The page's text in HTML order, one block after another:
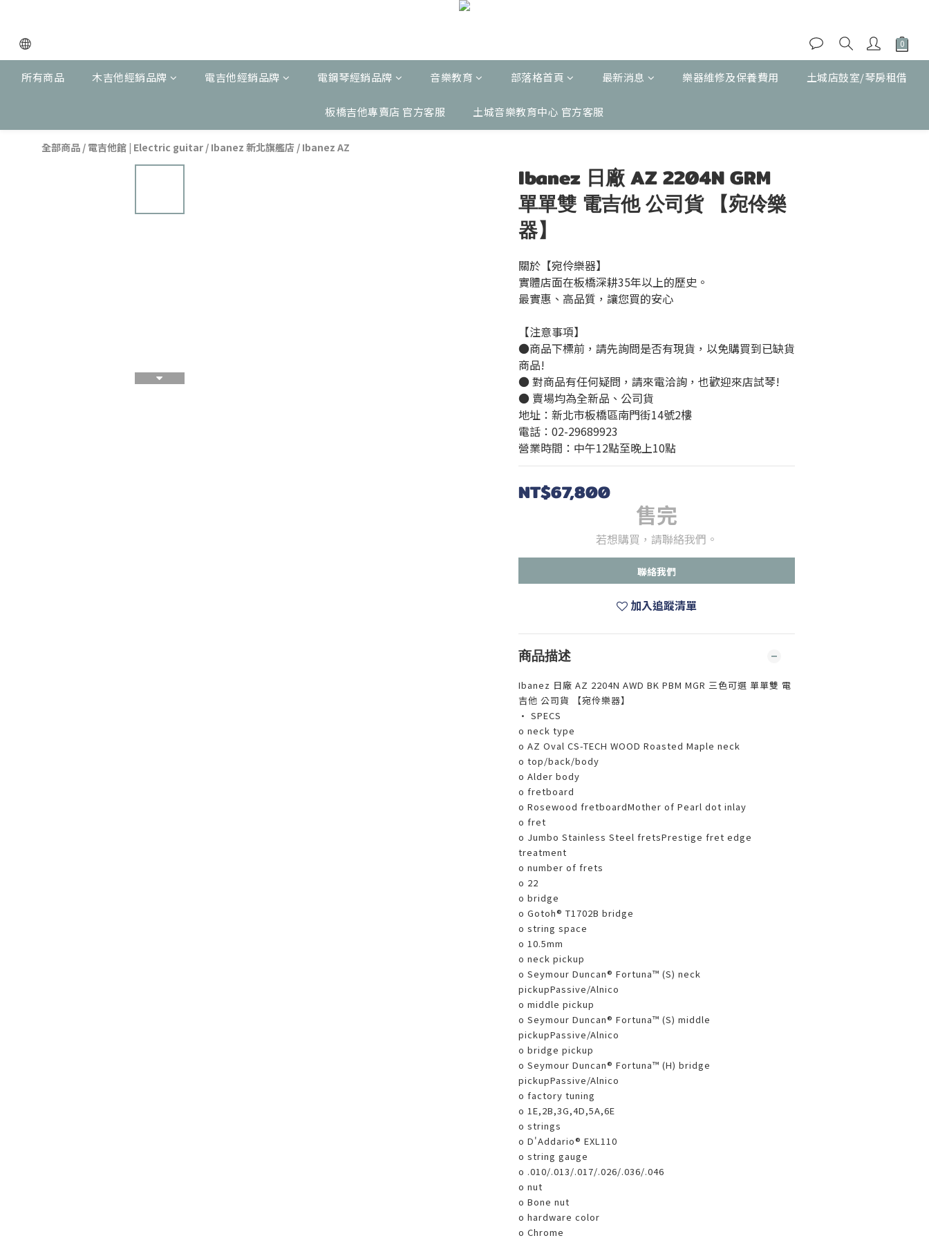
所有商品 木吉他經銷品牌 電吉他經銷品牌 電鋼琴經銷品牌 音樂教育 部落格首頁 最新消息 樂器維修及保養費用 土城店鼓室/琴房租借
板橋吉他專賣店 官方客服 土城音樂教育中心 官方客服
全部商品 / 電吉他館 | Electric guitar / Ibanez 新北旗艦店 / Ibanez AZ
Ibanez 日廠 AZ 2204N GRM
單單雙 電吉他 公司貨 【宛伶樂
器】
關於【宛伶樂器】
實體店面在板橋深耕35年以上的歷史。
最實惠、高品質，讓您買的安心
【注意事項】
●商品下標前，請先詢問是否有現貨，以免購買到已缺貨
商品!
● 對商品有任何疑問，請來電洽詢，也歡迎來店試琴!
● 賣場均為全新品、公司貨
地址：新北市板橋區南門街14號2樓
電話：02-29689923
營業時間：中午12點至晚上10點
NT$67,800
售完
若想購買，請聯絡我們。
聯絡我們
加入追蹤清單
商品描述
Ibanez 日廠 AZ 2204N AWD BK PBM MGR 三色可選 單單雙 電
吉他 公司貨 【宛伶樂器】
• SPECS
o neck type
o AZ Oval CS-TECH WOOD Roasted Maple neck
o top/back/body
o Alder body
o fretboard
o Rosewood fretboardMother of Pearl dot inlay
o fret
o Jumbo Stainless Steel fretsPrestige fret edge
treatment
o number of frets
o 22
o bridge
o Gotoh® T1702B bridge
o string space
o 10.5mm
o neck pickup
o Seymour Duncan® Fortuna™ (S) neck
pickupPassive/Alnico
o middle pickup
o Seymour Duncan® Fortuna™ (S) middle
pickupPassive/Alnico
o bridge pickup
o Seymour Duncan® Fortuna™ (H) bridge
pickupPassive/Alnico
o factory tuning
o 1E,2B,3G,4D,5A,6E
o strings
o D'Addario® EXL110
o string gauge
o .010/.013/.017/.026/.036/.046
o nut
o Bone nut
o hardware color
o Chrome